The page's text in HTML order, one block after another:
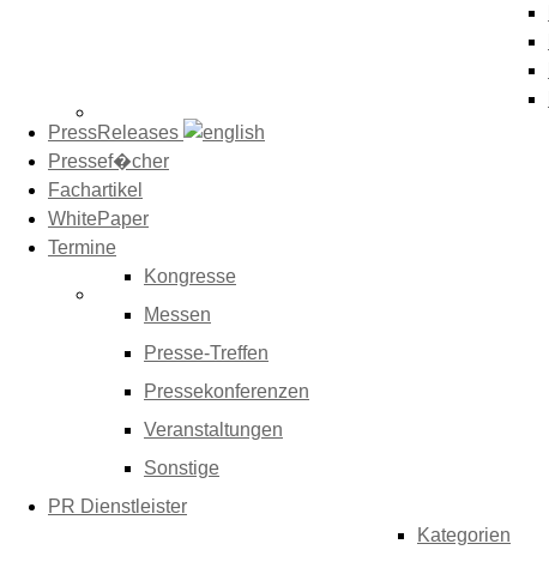
PressReleases
Pressef�cher
Fachartikel
WhitePaper
Termine
Kongresse
Messen
Presse-Treffen
Pressekonferenzen
Veranstaltungen
Sonstige
PR Dienstleister
Kategorien